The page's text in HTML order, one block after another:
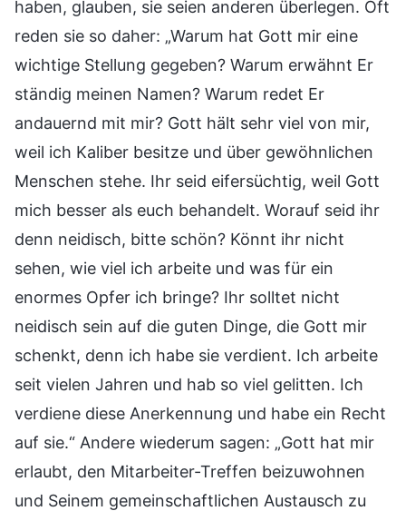
haben, glauben, sie seien anderen überlegen. Oft
reden sie so daher: „Warum hat Gott mir eine
wichtige Stellung gegeben? Warum erwähnt Er
ständig meinen Namen? Warum redet Er
andauernd mit mir? Gott hält sehr viel von mir,
weil ich Kaliber besitze und über gewöhnlichen
Menschen stehe. Ihr seid eifersüchtig, weil Gott
mich besser als euch behandelt. Worauf seid ihr
denn neidisch, bitte schön? Könnt ihr nicht
sehen, wie viel ich arbeite und was für ein
enormes Opfer ich bringe? Ihr solltet nicht
neidisch sein auf die guten Dinge, die Gott mir
schenkt, denn ich habe sie verdient. Ich arbeite
seit vielen Jahren und hab so viel gelitten. Ich
verdiene diese Anerkennung und habe ein Recht
auf sie.“ Andere wiederum sagen: „Gott hat mir
erlaubt, den Mitarbeiter-Treffen beizuwohnen
und Seinem gemeinschaftlichen Austausch zu